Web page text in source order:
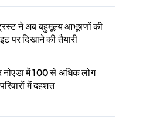
ट्रस्ट ने अब बहुमूल्य आभूषणों की
पर दिखाने की तैयारी
नोएडा में 100 से अधिक लोग
में दहशत